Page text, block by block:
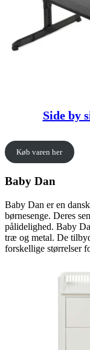
Side by
Køb varen her
Baby Dan
Baby Dan er en
børnesenge. Deres
pålidelighed. Baby
træ og metal. De
forskellige størrelser